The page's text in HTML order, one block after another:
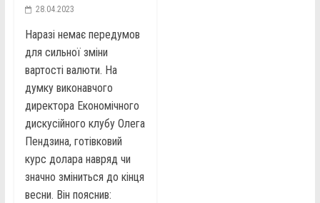
28.04.2023
Наразі немає передумов
для сильної зміни
вартості валюти. На
думку виконавчого
директора Економічного
дискусійного клубу Олега
Пендзина, готівковий
курс долара навряд чи
значно зміниться до кінця
весни. Він пояснив: